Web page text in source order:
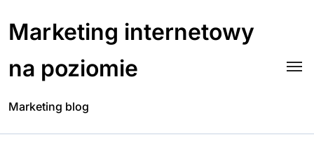
content
Marketing internetowy
na poziomie
Marketing blog